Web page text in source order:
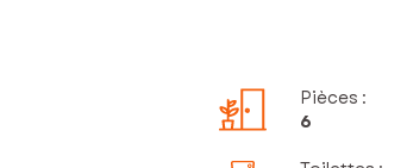
Pièces :
6